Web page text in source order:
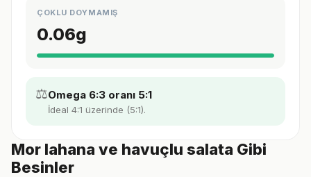
ÇOKLU DOYMAMIŞ
0.06g
⚖️Omega 6:3 oranı 5:1
İdeal 4:1 üzerinde (5:1).
Mor lahana ve havuçlu salata Gibi
Besinler